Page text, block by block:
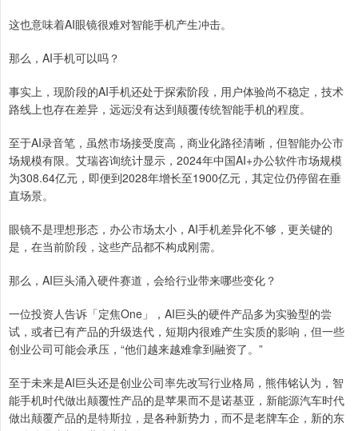
这也意味着AI眼镜很难对智能手机产生冲击。
那么，AI手机可以吗？
事实上，现阶段的AI手机还处于探索阶段，用户体验尚不稳定，技术
路线上也存在差异，远远没有达到颠覆传统智能手机的程度。
至于AI录音笔，虽然市场接受度高，商业化路径清晰，但智能办公市
场规模有限。艾瑞咨询统计显示，2024年中国AI+办公软件市场规模
为308.64亿元，即便到2028年增长至1900亿元，其定位仍停留在垂
直场景。
眼镜不是理想形态，办公市场太小，AI手机差异化不够，更关键的
是，在当前阶段，这些产品都不构成刚需。
那么，AI巨头涌入硬件赛道，会给行业带来哪些变化？
一位投资人告诉「定焦One」，AI巨头的硬件产品多为实验型的尝
试，或者已有产品的升级迭代，短期内很难产生实质的影响，但一些
创业公司可能会承压，“他们越来越难拿到融资了。”
至于未来是AI巨头还是创业公司率先改写行业格局，熊伟铭认为，智
能手机时代做出颠覆性产品的是苹果而不是诺基亚，新能源汽车时代
做出颠覆产品的是特斯拉，是各种新势力，而不是老牌车企，新的东